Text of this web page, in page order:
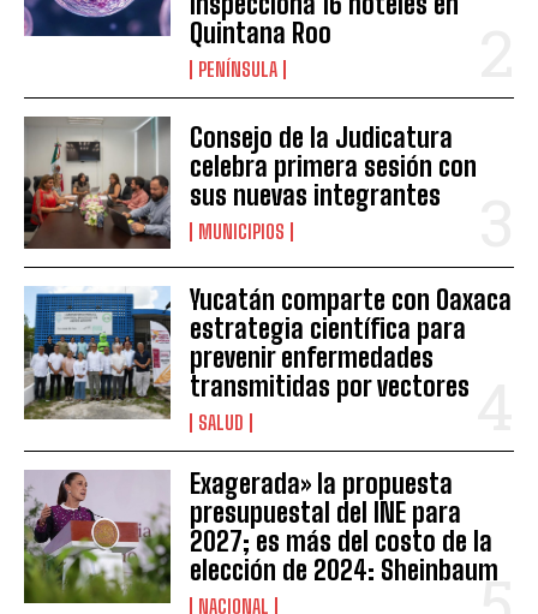
Quintana Roo
PENÍNSULA
Consejo de la Judicatura
celebra primera sesión con
sus nuevas integrantes
MUNICIPIOS
Yucatán comparte con Oaxaca
estrategia científica para
prevenir enfermedades
transmitidas por vectores
SALUD
Exagerada» la propuesta
presupuestal del INE para
2027; es más del costo de la
elección de 2024: Sheinbaum
NACIONAL